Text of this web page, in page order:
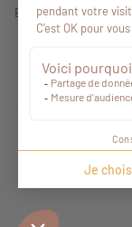
Espace professionnel